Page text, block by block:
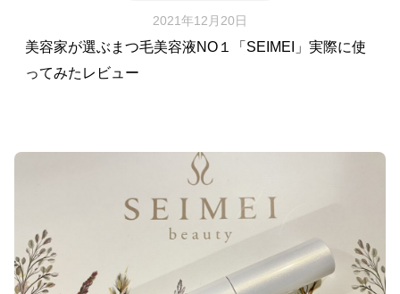
2021年12月20日
美容家が選ぶまつ毛美容液NO１「SEIMEI」実際に使
ってみたレビュー